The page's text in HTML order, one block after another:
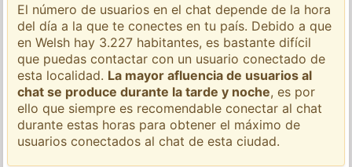
El número de usuarios en el chat depende de la hora
del día a la que te conectes en tu país. Debido a que
en Welsh hay 3.227 habitantes, es bastante difícil
que puedas contactar con un usuario conectado de
esta localidad. La mayor afluencia de usuarios al
chat se produce durante la tarde y noche, es por
ello que siempre es recomendable conectar al chat
durante estas horas para obtener el máximo de
usuarios conectados al chat de esta ciudad.